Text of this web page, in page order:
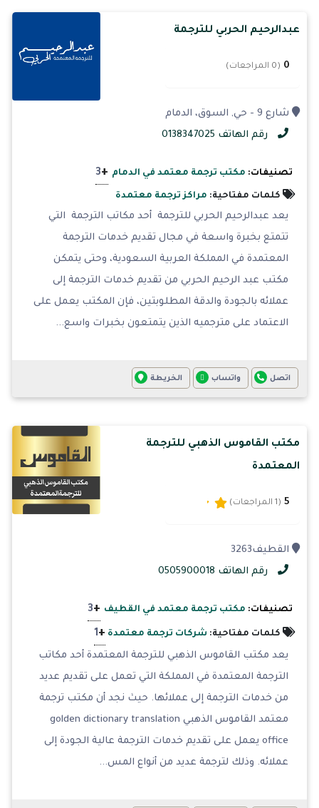
عبدالرحيم الحربي للترجمة
0 (0 المراجعات)
شارع 9 - حي, السوق، الدمام
رقم الهاتف 0138347025
تصنيفات: مكتب ترجمة معتمد في الدمام +
3
كلمات مفتاحية: مراكز ترجمة معتمدة
يعد عبدالرحيم الحربي للترجمة أحد مكاتب الترجمة التي
تتمتع بخبرة واسعة في مجال تقديم خدمات الترجمة
المعتمدة في المملكة العربية السعودية، وحتى يتمكن
مكتب عبد الرحيم الحربي من تقديم خدمات الترجمة إلى
عملائه بالجودة والدقة المطلوبتين، فإن المكتب يعمل على
الاعتماد على مترجميه الذين يتمتعون بخبرات واسع...
اتصل واتساب الخريطة
مكتب القاموس الذهبي للترجمة
المعتمدة
5 (1 المراجعات)
القطيف‎ 3263
رقم الهاتف 0505900018
تصنيفات: مكتب ترجمة معتمد في القطيف +
3
كلمات مفتاحية: شركات ترجمة معتمدة +
1
يعد مكتب القاموس الذهبي للترجمة المعتمدة أحد مكاتب
الترجمة المعتمدة في المملكة التي تعمل على تقديم عديد
من خدمات الترجمة إلى عملائها. حيث نجد أن مكتب ترجمة
معتمد القاموس الذهبي golden dictionary translation
office يعمل على تقديم خدمات الترجمة عالية الجودة إلى
عملائه. وذلك لترجمة عديد من أنواع المس...